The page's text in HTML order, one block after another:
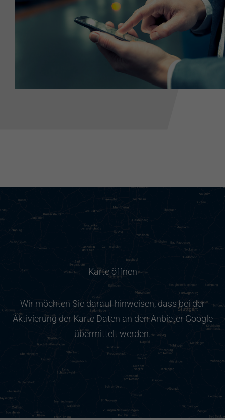
Karte öffnen
Wir möchten Sie darauf hinweisen, dass bei der
Aktivierung der Karte Daten an den Anbieter Google
übermittelt werden.